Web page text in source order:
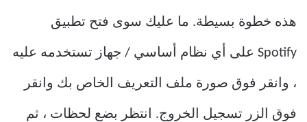
هذه خطوة بسيطة. ما عليك سوى فتح تطبيق
Spotify على أي نظام أساسي / جهاز تستخدمه عليه
، وانقر فوق صورة ملف التعريف الخاص بك وانقر
فوق الزر تسجيل الخروج. انتظر بضع لحظات ، ثم